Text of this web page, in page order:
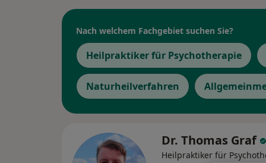
Nach welchem Fachgebiet suchen Sie?
Heilpraktiker für Psychotherapie
Naturheilverfahren
Dr. Thomas Graf
Heilpraktiker für